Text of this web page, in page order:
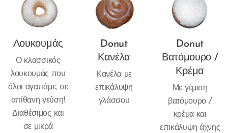
Λουκουμάς
Ο κλασσικός
λουκουμάς που
όλοι αγαπάμε, σε
απίθανη γεύση!
Διαθέσιμος και
σε μικρά
Donut
Κανέλα
Κανέλα με
επικάλυψη
γλάσσου
Donut
Βατόμουρο /
Κρέμα
Με γέμιση
βατόμουρο /
κρέμα και
επικάλυψη άχνης